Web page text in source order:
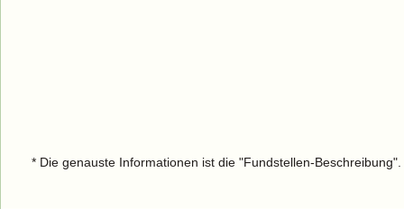
* Die genauste Informationen ist die "Fundstellen-